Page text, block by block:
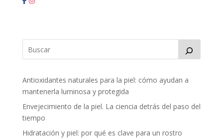
Antioxidantes naturales para la piel: cómo ayudan a
mantenerla luminosa y protegida
Envejecimiento de la piel. La ciencia detrás del paso del
tiempo
Hidratación y piel: por qué es clave para un rostro